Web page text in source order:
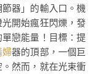
器」的輸入口。機
開始瘋狂閃爍，發
戀能量！目標：提
婦器的頂部，一個巨
然而，就在光束衝